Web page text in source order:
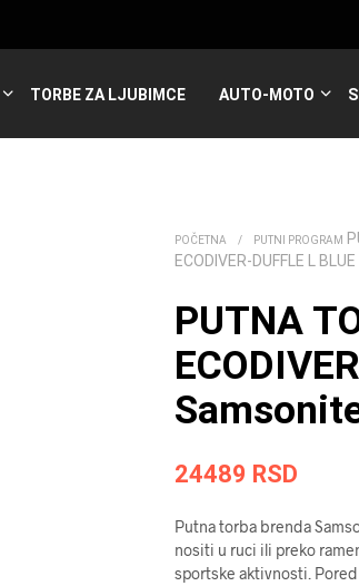
TORBE ZA LJUBIMCE AUTO-MOTO
POČETNA / PUTNI PROGRAM
ECODIVER-DUFFLE L
PUTNA
24489 RSD
Putna torba brenda
nositi u ruci ili preko
sportske aktivnosti.